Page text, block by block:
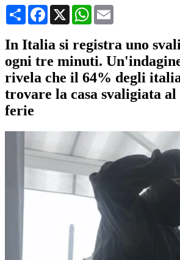
CondividiFacebook
X WhatsApp
In Italia si registra uno
ogni tre minuti.
rivela che il 64% degli
trovare la casa svaligiata
ferie